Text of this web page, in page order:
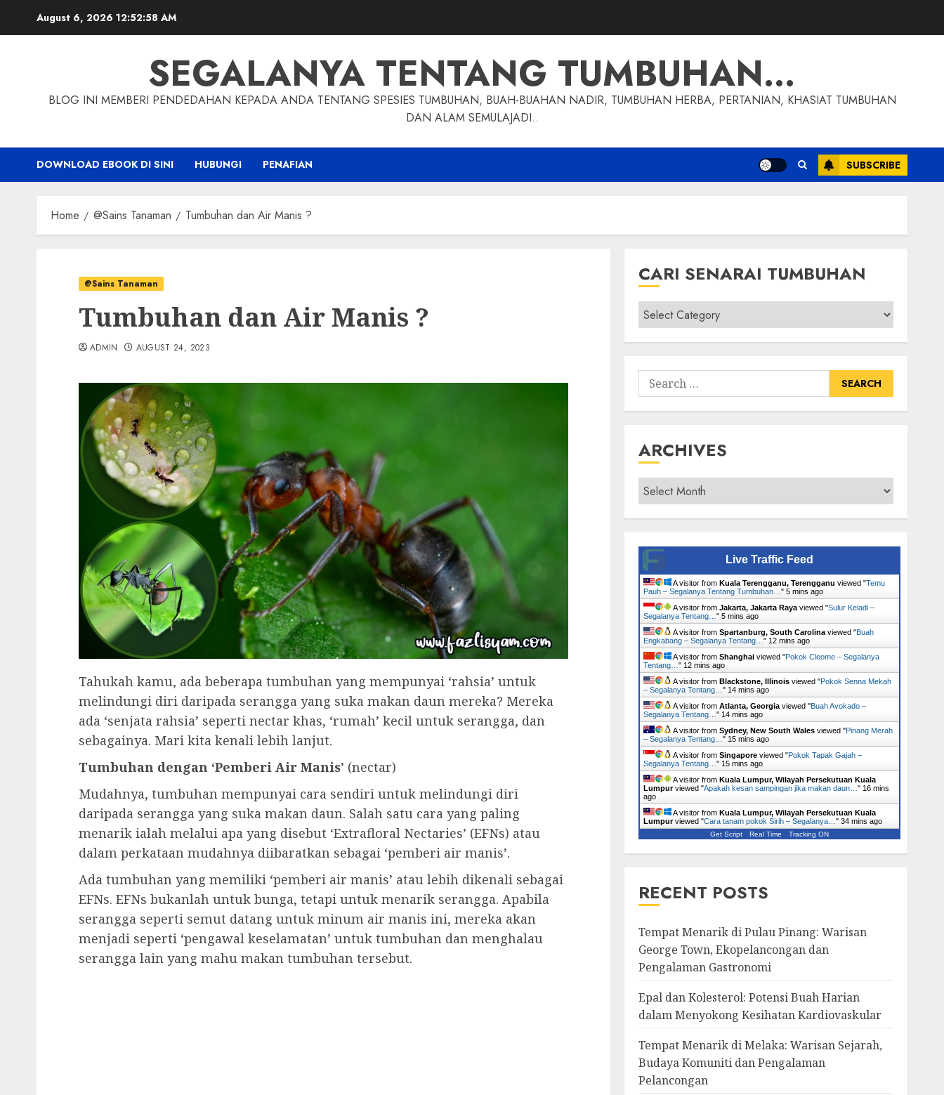
August 6, 2026 12:52:59 AM
SEGALANYA TENTANG TUMBUHAN…
BLOG INI MEMBERI PENDEDAHAN KEPADA ANDA TENTANG SPESIES TUMBUHAN, BUAH-BUAHAN NADIR, TUMBUHAN HERBA, PERTANIAN, KHASIAT TUMBUHAN
DAN ALAM SEMULAJADI..
DOWNLOAD EBOOK DI SINI HUBUNGI PENAFIAN SUBSCRIBE
Home @Sains Tanaman Tumbuhan dan Air Manis ?
@Sains Tanaman
Tumbuhan dan Air Manis ?
ADMIN AUGUST 24, 2023
Tahukah kamu, ada beberapa tumbuhan yang mempunyai ‘rahsia’ untuk
melindungi diri daripada serangga yang suka makan daun mereka? Mereka
ada ‘senjata rahsia’ seperti nectar khas, ‘rumah’ kecil untuk serangga, dan
sebagainya. Mari kita kenali lebih lanjut.
Tumbuhan dengan ‘Pemberi Air Manis’ (nectar)
Mudahnya, tumbuhan mempunyai cara sendiri untuk melindungi diri
daripada serangga yang suka makan daun. Salah satu cara yang paling
menarik ialah melalui apa yang disebut ‘Extrafloral Nectaries’ (EFNs) atau
dalam perkataan mudahnya diibaratkan sebagai ‘pemberi air manis’.
Ada tumbuhan yang memiliki ‘pemberi air manis’ atau lebih dikenali sebagai
EFNs. EFNs bukanlah untuk bunga, tetapi untuk menarik serangga. Apabila
serangga seperti semut datang untuk minum air manis ini, mereka akan
menjadi seperti ‘pengawal keselamatan’ untuk tumbuhan dan menghalau
serangga lain yang mahu makan tumbuhan tersebut.
CARI SENARAI TUMBUHAN
Cari
Senarai
Tumbuhan
Search
for:
ARCHIVES
Archives
Live Traffic Feed
A visitor from Kuala Terengganu, Terengganu viewed "Temu
Pauh – Segalanya Tentang Tumbuhan… " 5 mins ago
A visitor from Jakarta, Jakarta Rayaviewed "Sulur Keladi –
Segalanya Tentang… " 5 mins ago
A visitor from Spartanburg, South Carolinaviewed "Buah
Engkabang – Segalanya Tentang… " 12 mins ago
A visitor from Shanghaiviewed "Pokok Cleome – Segalanya
Tentang… " 12 mins ago
A visitor from Blackstone, Illinoisviewed "Pokok Senna Mekah
– Segalanya Tentang… " 14 mins ago
A visitor from Atlanta, Georgiaviewed "Buah Avokado –
Segalanya Tentang… " 14 mins ago
A visitor from Sydney, New South Walesviewed "Pinang Merah
– Segalanya Tentang… " 15 mins ago
A visitor from Singaporeviewed "Pokok Tapak Gajah –
Segalanya Tentang… " 15 mins ago
A visitor from Kuala Lumpur, Wilayah Persekutuan Kuala
Lumpurviewed "Apakah kesan sampingan jika makan daun… " 16 mins
ago
A visitor from Kuala Lumpur, Wilayah Persekutuan Kuala
Lumpurviewed "Cara tanam pokok Sirih – Segalanya… " 34 mins ago
Get Script Real Time Tracking ON
RECENT POSTS
Tempat Menarik di Pulau Pinang: Warisan
George Town, Ekopelancongan dan
Pengalaman Gastronomi
Epal dan Kolesterol: Potensi Buah Harian
dalam Menyokong Kesihatan Kardiovaskular
Tempat Menarik di Melaka: Warisan Sejarah,
Budaya Komuniti dan Pengalaman
Pelancongan